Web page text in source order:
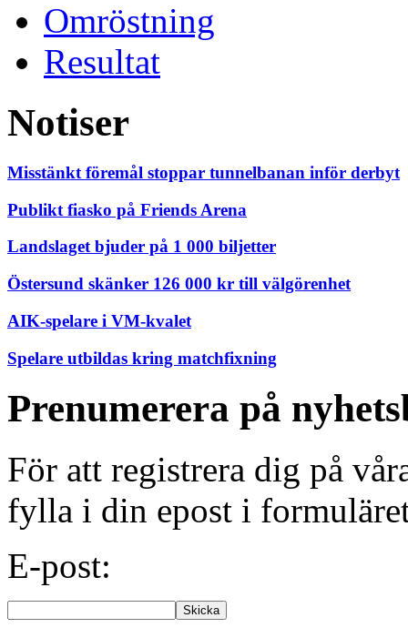
Omröstning
Resultat
Notiser
Misstänkt föremål stoppar tunnelbanan inför derbyt
Publikt fiasko på Friends Arena
Landslaget bjuder på 1 000 biljetter
Östersund skänker 126 000 kr till välgörenhet
AIK-spelare i VM-kvalet
Spelare utbildas kring matchfixning
Prenumerera på
För att registrera dig på
fylla i din epost i
E-post: